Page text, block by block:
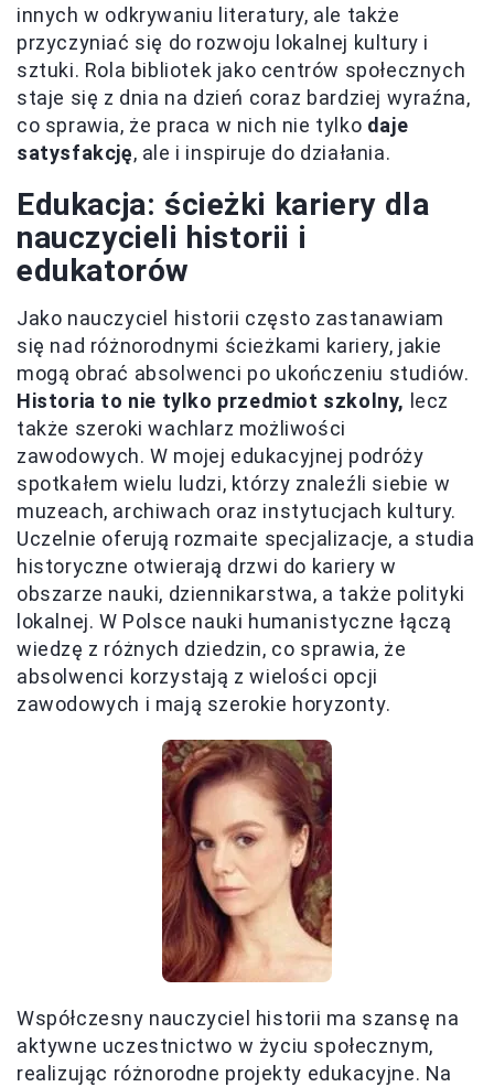
innych w odkrywaniu literatury, ale także
przyczyniać się do rozwoju lokalnej kultury i
sztuki. Rola bibliotek jako centrów społecznych
staje się z dnia na dzień coraz bardziej wyraźna,
co sprawia, że praca w nich nie tylko daje
satysfakcję, ale i inspiruje do działania.
Edukacja: ścieżki kariery dla
nauczycieli historii i
edukatorów
Jako nauczyciel historii często zastanawiam
się nad różnorodnymi ścieżkami kariery, jakie
mogą obrać absolwenci po ukończeniu studiów.
Historia to nie tylko przedmiot szkolny, lecz
także szeroki wachlarz możliwości
zawodowych. W mojej edukacyjnej podróży
spotkałem wielu ludzi, którzy znaleźli siebie w
muzeach, archiwach oraz instytucjach kultury.
Uczelnie oferują rozmaite specjalizacje, a studia
historyczne otwierają drzwi do kariery w
obszarze nauki, dziennikarstwa, a także polityki
lokalnej. W Polsce nauki humanistyczne łączą
wiedzę z różnych dziedzin, co sprawia, że
absolwenci korzystają z wielości opcji
zawodowych i mają szerokie horyzonty.
Współczesny nauczyciel historii ma szansę na
aktywne uczestnictwo w życiu społecznym,
realizując różnorodne projekty edukacyjne. Na